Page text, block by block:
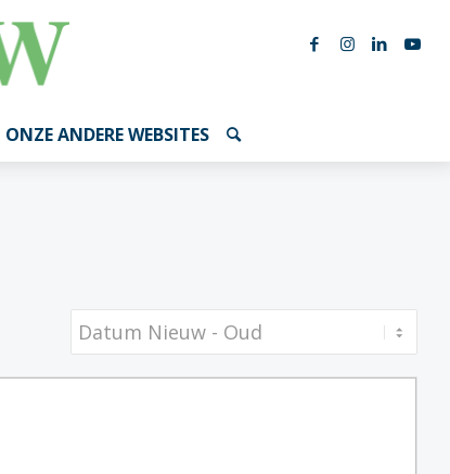
ONZE ANDERE WEBSITES